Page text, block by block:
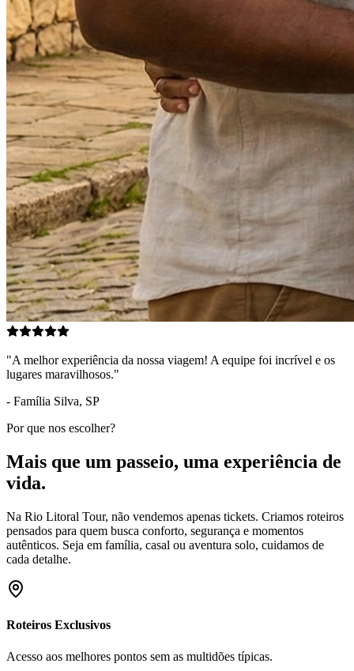
"A melhor experiência da nossa viagem! A equipe foi incrível e os
lugares maravilhosos."
- Família Silva, SP
Por que nos escolher?
Mais que um passeio, uma experiência de
vida.
Na Rio Litoral Tour, não vendemos apenas tickets. Criamos roteiros
pensados para quem busca conforto, segurança e momentos
autênticos. Seja em família, casal ou aventura solo, cuidamos de
cada detalhe.
Roteiros Exclusivos
Acesso aos melhores pontos sem as multidões típicas.